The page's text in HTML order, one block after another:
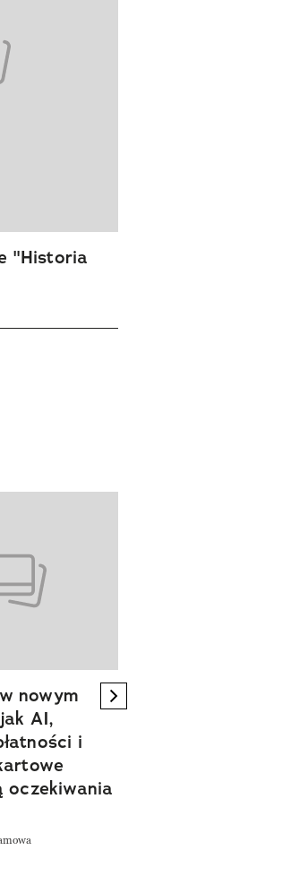
"Historia
nowym
AI,
i
oczekiwania
next element